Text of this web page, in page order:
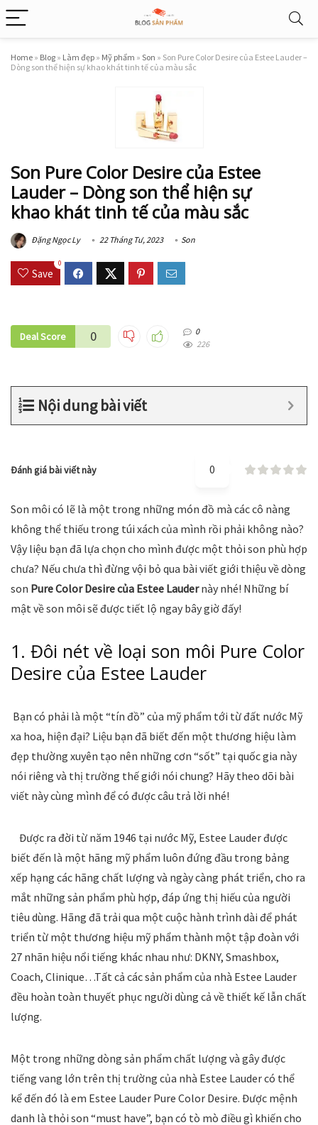
Home » Blog » Làm đẹp » Mỹ phẩm » Son » Son Pure Color Desire của Estee Lauder –
Dòng son thể hiện sự khao khát tinh tế của màu sắc
Son Pure Color Desire của Estee
Lauder – Dòng son thể hiện sự
khao khát tinh tế của màu sắc
Đặng Ngọc Ly 22 Tháng Tư, 2023 Son
Save
0
Deal Score 0
0
226
Nội dung bài viết
Đánh giá bài viết này 0
Son môi có lẽ là một trong những món đồ mà các cô nàng
không thể thiếu trong túi xách của mình rồi phải không nào?
Vậy liệu bạn đã lựa chọn cho mình được một thỏi son phù hợp
chưa? Nếu chưa thì đừng vội bỏ qua bài viết giới thiệu về dòng
son Pure Color Desire của Estee Laudernày nhé! Những bí
mật về son môi sẽ được tiết lộ ngay bây giờ đấy!
1. Đôi nét về loại son môi Pure Color
Desire của Estee Lauder
Bạn có phải là một “tín đồ” của mỹ phẩm tới từ đất nước Mỹ
xa hoa, hiện đại? Liệu bạn đã biết đến một thương hiệu làm
đẹp thường xuyên tạo nên những cơn “sốt” tại quốc gia này
nói riêng và thị trường thế giới nói chung? Hãy theo dõi bài
viết này cùng mình để có được câu trả lời nhé!
Được ra đời từ năm 1946 tại nước Mỹ, Estee Lauder được
biết đến là một hãng mỹ phẩm luôn đứng đầu trong bảng
xếp hạng các hãng chất lượng và ngày càng phát triển, cho ra
mắt những sản phẩm phù hợp, đáp ứng thị hiếu của người
tiêu dùng. Hãng đã trải qua một cuộc hành trình dài để phát
triển từ một thương hiệu mỹ phẩm thành một tập đoàn với
27 nhãn hiệu nổi tiếng khác nhau như: DKNY, Smashbox,
Coach, Clinique…Tất cả các sản phẩm của nhà Estee Lauder
đều hoàn toàn thuyết phục người dùng cả về thiết kế lẫn chất
lượng.
Một trong những dòng sản phẩm chất lượng và gây được
tiếng vang lớn trên thị trường của nhà Estee Lauder có thể
kể đến đó là em Estee Lauder Pure Color Desire. Được mệnh
danh là thỏi son “must have”, bạn có tò mò điều gì khiến cho